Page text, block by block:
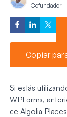
Cofundador
Copiar
Si estás
WPForms,
de Algolia